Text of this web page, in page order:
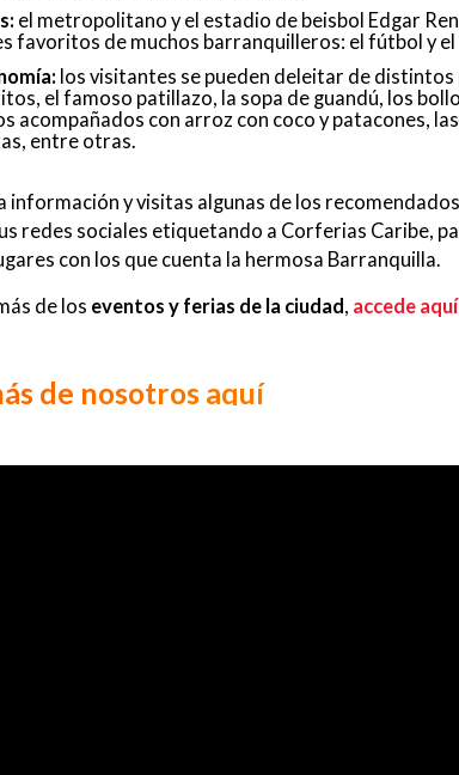
el metropolitano y el estadio de beisbol Edgar
favoritos de muchos barranquilleros: el fútbol y el
los visitantes se pueden deleitar de
el famoso patillazo, la sopa de guandú, los
acompañados con arroz con coco y patacones,
entre otras.
información y visitas algunas de los
redes sociales etiquetando a Corferias Caribe,
con los que cuenta la hermosa Barranquilla.
de los eventos y ferias de la ciudad, accede aquí
de nosotros aquí